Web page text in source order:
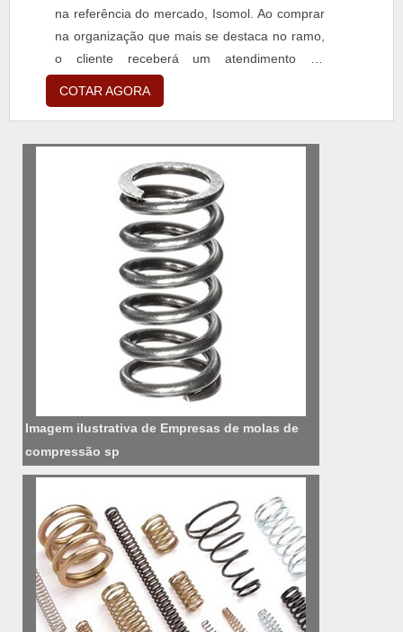
na referência do mercado, Isomol. Ao comprar
na organização que mais se destaca no ramo,
o cliente receberá um atendimento de
excelência e terá a garantia de adquirir
produtos que solucionem qualquer
IMPLEMENTOS AGRICOLASe alguém buscar
por molas para implementos agricola em uma
empresa responsável, descobrirá a Isomol.
COTAR AGORA
Imagem ilustrativa de Empresas de molas de
compressão sp